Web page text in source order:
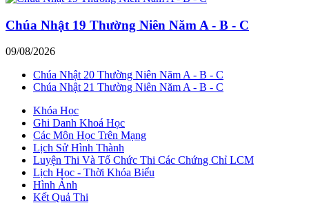
Chúa Nhật 19 Thường Niên Năm A - B - C
09/08/2026
Chúa Nhật 20 Thường Niên Năm A - B - C
Chúa Nhật 21 Thường Niên Năm A - B - C
Khóa Học
Ghi Danh Khoá Học
Các Môn Học Trên Mạng
Lịch Sử Hình Thành
Luyện Thi Và Tổ Chức Thi Các Chứng Chỉ LCM
Lịch Học - Thời Khóa Biểu
Hình Ảnh
Kết Quả Thi